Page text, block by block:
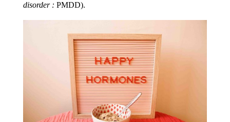
disorder : PMDD).